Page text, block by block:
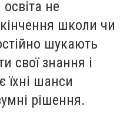
не
школи чи
шукають
свої знання і
їхні шанси
рішення.